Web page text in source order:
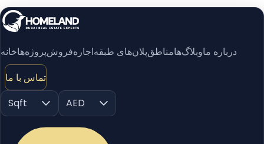
خانهپروژه‌هافروشاجارهپلان‌های طبقهمناطقوبلاگ‌هادرباره ما
تماس با ما
Sqft
AED